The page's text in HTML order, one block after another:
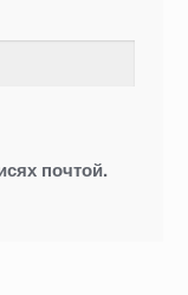
почтой.